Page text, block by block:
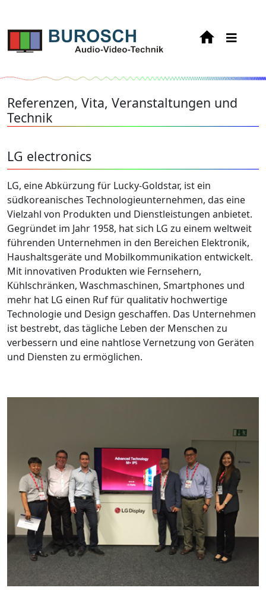
Referenzen, Vita, Veranstaltungen und
Technik
LG electronics
LG, eine Abkürzung für Lucky-Goldstar, ist ein
südkoreanisches Technologieunternehmen, das eine
Vielzahl von Produkten und Dienstleistungen anbietet.
Gegründet im Jahr 1958, hat sich LG zu einem weltweit
führenden Unternehmen in den Bereichen Elektronik,
Haushaltsgeräte und Mobilkommunikation entwickelt.
Mit innovativen Produkten wie Fernsehern,
Kühlschränken, Waschmaschinen, Smartphones und
mehr hat LG einen Ruf für qualitativ hochwertige
Technologie und Design geschaffen. Das Unternehmen
ist bestrebt, das tägliche Leben der Menschen zu
verbessern und eine nahtlose Vernetzung von Geräten
und Diensten zu ermöglichen.